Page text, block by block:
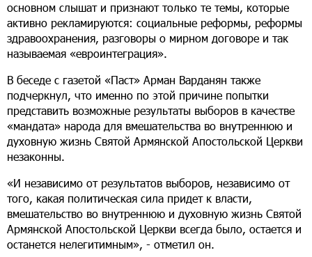
основном слышат и признают только те темы, которые
активно рекламируются: социальные реформы, реформы
здравоохранения, разговоры о мирном договоре и так
называемая «евроинтеграция».
В беседе с газетой «Паст» Арман Варданян также
подчеркнул, что именно по этой причине попытки
представить возможные результаты выборов в качестве
«мандата» народа для вмешательства во внутреннюю и
духовную жизнь Святой Армянской Апостольской Церкви
незаконны.
«И независимо от результатов выборов, независимо от
того, какая политическая сила придет к власти,
вмешательство во внутреннюю и духовную жизнь Святой
Армянской Апостольской Церкви всегда было, остается и
останется нелегитимным», - отметил он.